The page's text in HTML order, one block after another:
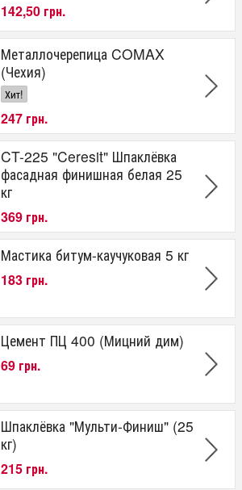
142,50 грн.
Металлочерепица COMAX
(Чехия)
Хит!
247 грн.
CT-225 "Ceresit" Шпаклёвка
фасадная финишная белая 25
кг
369 грн.
Мастика битум-каучуковая 5 кг
183 грн.
Цемент ПЦ 400 (Мицний дим)
69 грн.
Шпаклёвка "Мульти-Финиш" (25
кг)
215 грн.